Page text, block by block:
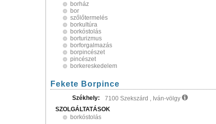
borház
bor
szőlőtermelés
borkultúra
borkóstolás
borturizmus
borforgalmazás
borpincészet
pincészet
borkereskedelem
Fekete Borpince
Székhely:
7100 Szekszárd , Iván-völgy
SZOLGÁLTATÁSOK
borkóstolás